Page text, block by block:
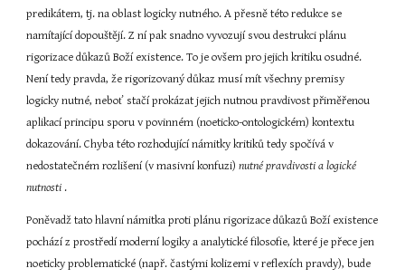
predikátem, tj. na oblast logicky nutného. A přesně této redukce se
namítající dopouštějí. Z ní pak snadno vyvozují svou destrukci plánu
rigorizace důkazů Boží existence. To je ovšem pro jejich kritiku osudné.
Není tedy pravda, že rigorizovaný důkaz musí mít všechny premisy
logicky nutné, neboť stačí prokázat jejich nutnou pravdivost přiměřenou
aplikací principu sporu v povinném (noeticko-ontologickém) kontextu
dokazování. Chyba této rozhodující námitky kritiků tedy spočívá v
nedostatečném rozlišení (v masivní konfuzi) nutné pravdivosti a logické
nutnosti .
Poněvadž tato hlavní námitka proti plánu rigorizace důkazů Boží existence
pochází z prostředí moderní logiky a analytické filosofie, které je přece jen
noeticky problematické (např. častými kolizemi v reflexích pravdy), bude